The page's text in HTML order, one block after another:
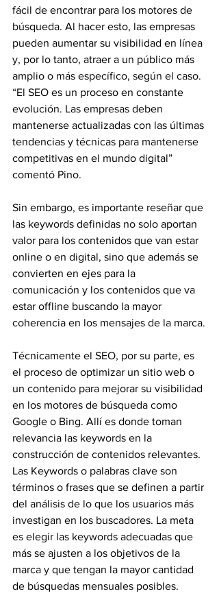
fácil de encontrar para los motores de
búsqueda. Al hacer esto, las empresas
pueden aumentar su visibilidad en línea
y, por lo tanto, atraer a un público más
amplio o más específico, según el caso.
“El SEO es un proceso en constante
evolución. Las empresas deben
mantenerse actualizadas con las últimas
tendencias y técnicas para mantenerse
competitivas en el mundo digital”
comentó Pino.
Sin embargo, es importante reseñar que
las keywords definidas no solo aportan
valor para los contenidos que van estar
online o en digital, sino que además se
convierten en ejes para la
comunicación y los contenidos que va
estar offline buscando la mayor
coherencia en los mensajes de la marca.
Técnicamente el SEO, por su parte, es
el proceso de optimizar un sitio web o
un contenido para mejorar su visibilidad
en los motores de búsqueda como
Google o Bing. Allí es donde toman
relevancia las keywords en la
construcción de contenidos relevantes.
Las Keywords o palabras clave son
términos o frases que se definen a partir
del análisis de lo que los usuarios más
investigan en los buscadores. La meta
es elegir las keywords adecuadas que
más se ajusten a los objetivos de la
marca y que tengan la mayor cantidad
de búsquedas mensuales posibles.